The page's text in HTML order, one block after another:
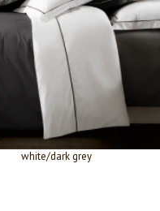
white/dark grey